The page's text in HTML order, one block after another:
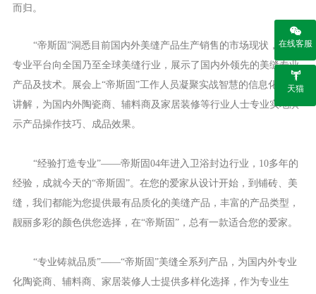
而归。
“帝斯固”洞悉目前国内外美缝产品生产销售的市场现状，借此
专业平台向全国乃至全球美缝行业，展示了国内外领先的美缝专业
产品及技术。展会上“帝斯固”工作人员凝聚实战智慧的信息化应用
讲解，为国内外陶瓷商、辅料商及家居装修等行业人士专业实地演
示产品操作技巧、成品效果。
“经验打造专业”——帝斯固04年进入卫浴封边行业，10多年的
经验，成就今天的“帝斯固”。在您的爱家从设计开始，到铺砖、美
缝，我们都能为您提供最有品质化的美缝产品，丰富的产品类型，
靓丽多彩的颜色供您选择，在“帝斯固”，总有一款适合您的爱家。
“专业铸就品质”——“帝斯固”美缝全系列产品，为国内外专业
化陶瓷商、辅料商、家居装修人士提供多样化选择，作为专业生
在线客服
天猫